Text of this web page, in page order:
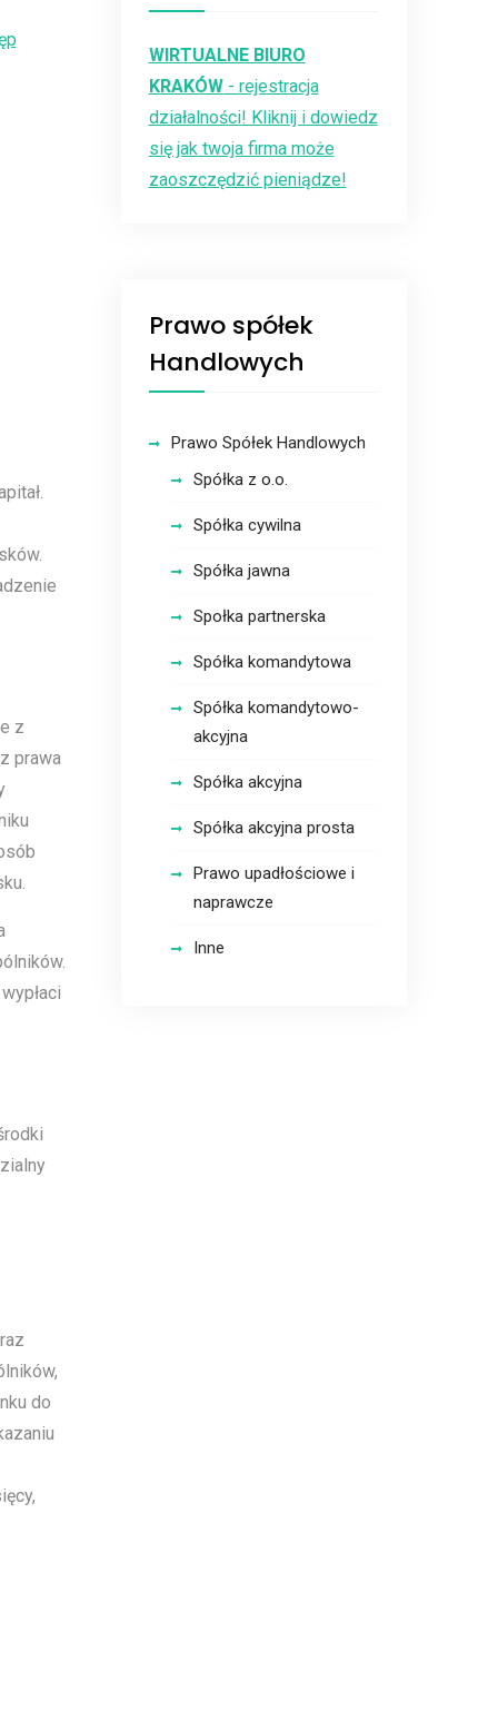
z
prawa
do
WIRTUALNE BIURO
KRAKÓW- rejestracja
działalności! Kliknij i dowiedz
się jak twoja firma może
zaoszczędzić pieniądze!
Prawo spółek
Handlowych
Prawo Spółek Handlowych
Spółka z o.o.
Spółka cywilna
Spółka jawna
Społka partnerska
Spółka komandytowa
Spółka komandytowo-
akcyjna
Spółka akcyjna
Spółka akcyjna prosta
Prawo upadłościowe i
naprawcze
Inne